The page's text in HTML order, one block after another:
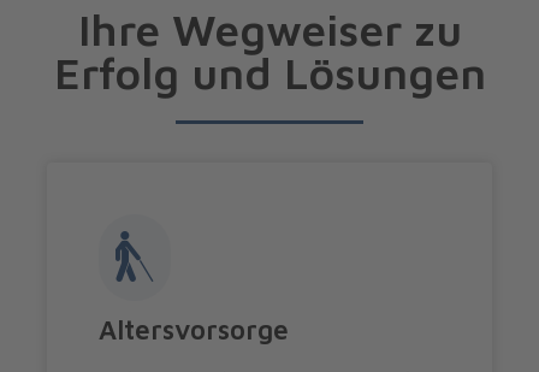
Ihre Wegweiser zu
Erfolg und Lösungen
Altersvorsorge